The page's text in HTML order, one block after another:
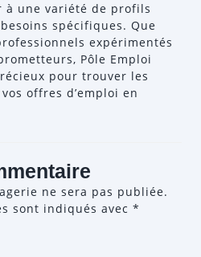
à une variété de profils
spécifiques. Que
expérimentés
Pôle Emploi
pour trouver les
offres d’emploi en
ne sera pas publiée.
sont indiqués avec *